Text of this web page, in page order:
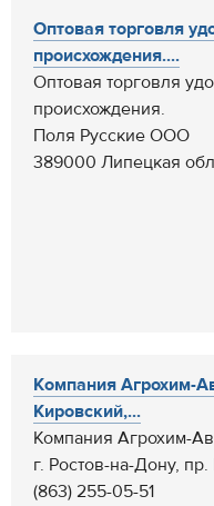
Оптовая торговля
происхождения....
Оптовая торговля
происхождения.
Поля Русские ООО
389000 Липецкая
Компания Агрохим-
Кировский,...
Компания Агрохим-
г. Ростов-на-Дону,
(863) 255-05-51